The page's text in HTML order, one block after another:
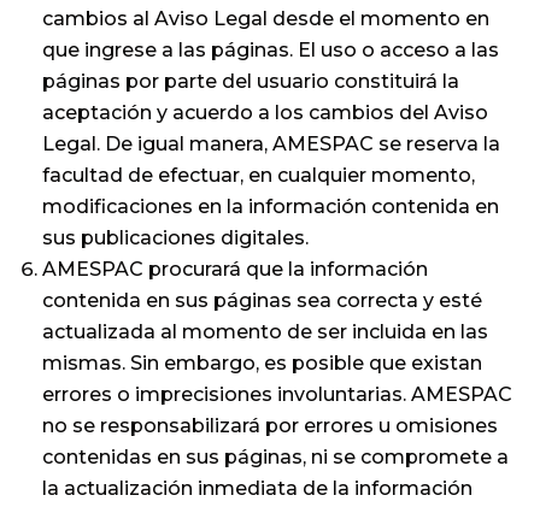
cambios al Aviso Legal desde el momento en
que ingrese a las páginas. El uso o acceso a las
páginas por parte del usuario constituirá la
aceptación y acuerdo a los cambios del Aviso
Legal. De igual manera, AMESPAC se reserva la
facultad de efectuar, en cualquier momento,
modificaciones en la información contenida en
sus publicaciones digitales.
AMESPAC procurará que la información
contenida en sus páginas sea correcta y esté
actualizada al momento de ser incluida en las
mismas. Sin embargo, es posible que existan
errores o imprecisiones involuntarias. AMESPAC
no se responsabilizará por errores u omisiones
contenidas en sus páginas, ni se compromete a
la actualización inmediata de la información